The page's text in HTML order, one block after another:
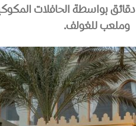
يبعد الفندق مسافة 22 كم من الغردقة ومطارها الدولي
وملعب للغولف.